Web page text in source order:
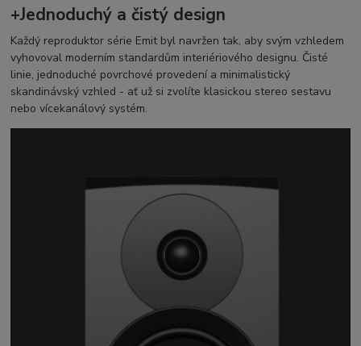
+Jednoduchý a čistý design
Každý reproduktor série Emit byl navržen tak, aby svým vzhledem
vyhovoval moderním standardům interiériového designu. Čisté
linie, jednoduché povrchové provedení a minimalistický
skandinávský vzhled - ať už si zvolíte klasickou stereo sestavu
nebo vícekanálový systém.